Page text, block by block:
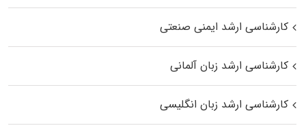
کارشناسی ارشد ایمنی صنعتی
کارشناسی ارشد زبان آلمانی
کارشناسی ارشد زبان انگلیسی